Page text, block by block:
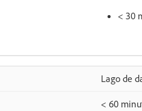
< 30
Lago de
< 60